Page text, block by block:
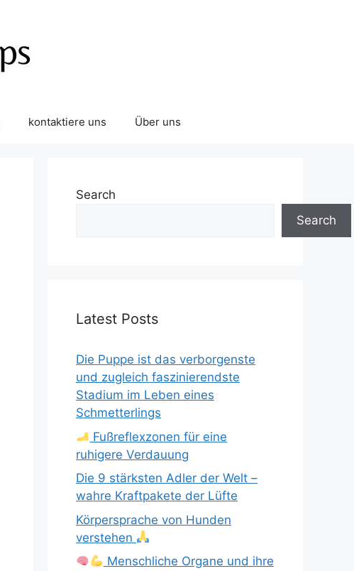
kontaktiere uns Über uns
Search
Search
Latest Posts
Die Puppe ist das verborgenste
und zugleich faszinierendste
Stadium im Leben eines
Schmetterlings
Fußreflexzonen für eine
ruhigere Verdauung
Die 9 stärksten Adler der Welt –
wahre Kraftpakete der Lüfte
Körpersprache von Hunden
verstehen
Menschliche Organe und ihre